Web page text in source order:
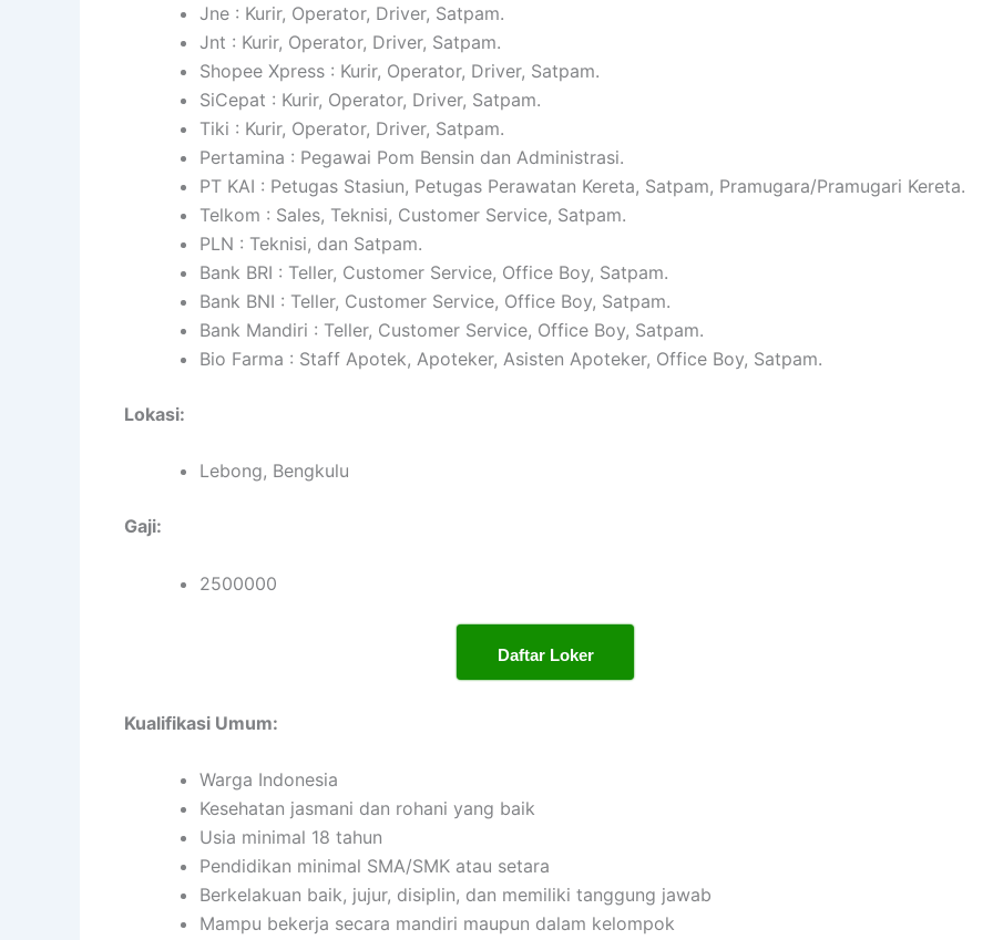
Jne : Kurir, Operator, Driver, Satpam.
Jnt : Kurir, Operator, Driver, Satpam.
Shopee Xpress : Kurir, Operator, Driver, Satpam.
SiCepat : Kurir, Operator, Driver, Satpam.
Tiki : Kurir, Operator, Driver, Satpam.
Pertamina : Pegawai Pom Bensin dan Administrasi.
PT KAI : Petugas Stasiun, Petugas Perawatan Kereta, Satpam, Pramugara/Pramugari Kereta.
Telkom : Sales, Teknisi, Customer Service, Satpam.
PLN : Teknisi, dan Satpam.
Bank BRI : Teller, Customer Service, Office Boy, Satpam.
Bank BNI : Teller, Customer Service, Office Boy, Satpam.
Bank Mandiri : Teller, Customer Service, Office Boy, Satpam.
Bio Farma : Staff Apotek, Apoteker, Asisten Apoteker, Office Boy, Satpam.
Lokasi:
Lebong, Bengkulu
Gaji:
2500000
Daftar Loker
Kualifikasi Umum:
Warga Indonesia
Kesehatan jasmani dan rohani yang baik
Usia minimal 18 tahun
Pendidikan minimal SMA/SMK atau setara
Berkelakuan baik, jujur, disiplin, dan memiliki tanggung jawab
Mampu bekerja secara mandiri maupun dalam kelompok